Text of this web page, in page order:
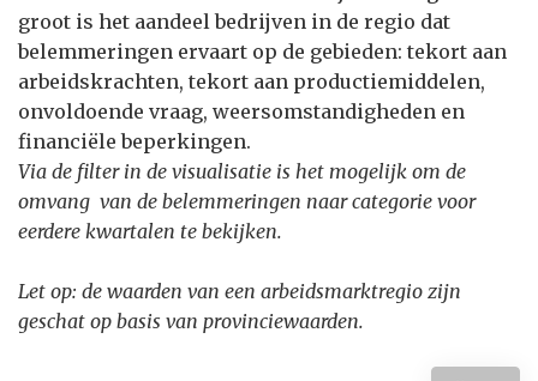
groot is het aandeel bedrijven in de regio dat
belemmeringen ervaart op de gebieden: tekort aan
arbeidskrachten, tekort aan productiemiddelen,
onvoldoende vraag, weersomstandigheden en
financiële beperkingen.
Via de filter in de visualisatie is het mogelijk om de
omvang van de belemmeringen naar categorie voor
eerdere kwartalen te bekijken.
Let op: de waarden van een arbeidsmarktregio zijn
geschat op basis van provinciewaarden.